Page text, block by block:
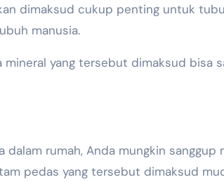
dimaksud cukup penting untuk
manusia.
yang tersebut dimaksud bisa
rumah, Anda mungkin sanggup
pedas yang tersebut dimaksud